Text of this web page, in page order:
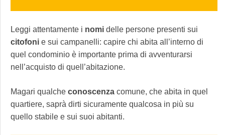
Leggi attentamente i nomi delle persone presenti sui
citofoni e sui campanelli: capire chi abita all’interno di
quel condominio è importante prima di avventurarsi
nell’acquisto di quell’abitazione.
Magari qualche conoscenza comune, che abita in quel
quartiere, saprà dirti sicuramente qualcosa in più su
quello stabile e sui suoi abitanti.